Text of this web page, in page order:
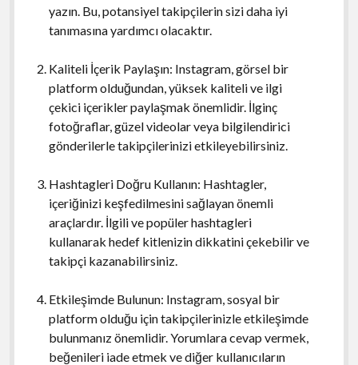
yazın. Bu, potansiyel takipçilerin sizi daha iyi
tanımasına yardımcı olacaktır.
Kaliteli İçerik Paylaşın: Instagram, görsel bir
platform olduğundan, yüksek kaliteli ve ilgi
çekici içerikler paylaşmak önemlidir. İlginç
fotoğraflar, güzel videolar veya bilgilendirici
gönderilerle takipçilerinizi etkileyebilirsiniz.
Hashtagleri Doğru Kullanın: Hashtagler,
içeriğinizi keşfedilmesini sağlayan önemli
araçlardır. İlgili ve popüler hashtagleri
kullanarak hedef kitlenizin dikkatini çekebilir ve
takipçi kazanabilirsiniz.
Etkileşimde Bulunun: Instagram, sosyal bir
platform olduğu için takipçilerinizle etkileşimde
bulunmanız önemlidir. Yorumlara cevap vermek,
beğenileri iade etmek ve diğer kullanıcıların